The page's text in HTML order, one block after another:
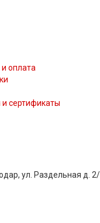
оплата
сертификаты
ул. Раздельная д.